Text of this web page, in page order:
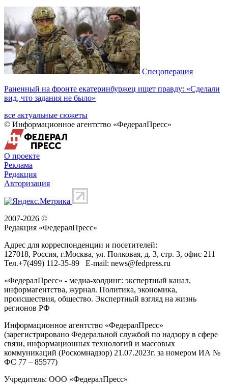
Спецоперация
Раненный на фронте екатеринбуржец ищет правду: «Сделали
вид, что задания не было»
все актуальные сюжеты
© Информационное агентство «ФедералПресс»
О проекте
Реклама
Редакция
Авторизация
2007-2026 ©
Редакция «ФедералПресс»
Адрес для корреспонденции и посетителей:
127018, Россия, г.Москва, ул. Полковая, д. 3, стр. 3, офис 211
Тел.+7(499) 112-35-89 E-mail: news@fedpress.ru
«ФедералПресс» - медиа-холдинг: экспертный канал,
информагентства, журнал. Политика, экономика,
происшествия, общество. Экспертный взгляд на жизнь
регионов РФ
Информационное агентство «ФедералПресс»
(зарегистрировано Федеральной службой по надзору в сфере
связи, информационных технологий и массовых
коммуникаций (Роскомнадзор) 21.07.2023г. за номером ИА №
ФС 77 – 85577)
Учредитель: ООО «ФедералПресс»